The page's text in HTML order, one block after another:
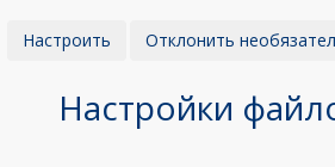
Настроить Отклонить
Настройки